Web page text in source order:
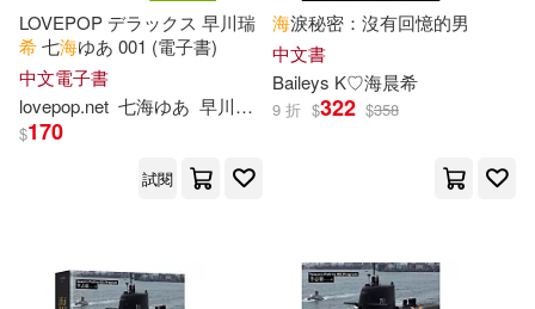
上海博物館(26)
世一編輯部(26) 手塚治虫(26)
殷海光(25) 田村由美(25)
關心則亂(24)
悅文社(155)
上海大學出版社(153)
LOVEPOP デラックス 早川瑞
希七海ゆあ 001 (電子書)
中文電子書
lovepop.net 七海ゆあ 早川瑞
$170
試閱
海淚秘密：沒有回憶的男
中文書
Baileys K♡海晨希
9 折 $322 $358